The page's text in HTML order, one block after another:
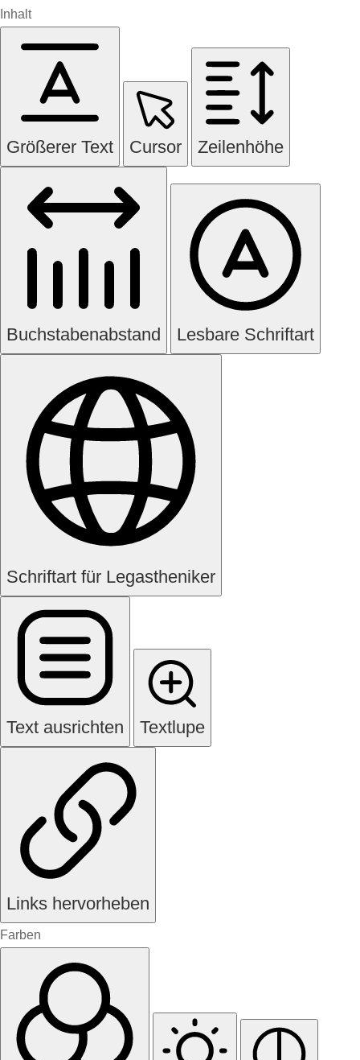
Inhalt
Größerer Text Cursor Zeilenhöhe
Buchstabenabstand Lesbare Schriftart
Schriftart für Legastheniker
Text ausrichten Textlupe
Links hervorheben
Farben